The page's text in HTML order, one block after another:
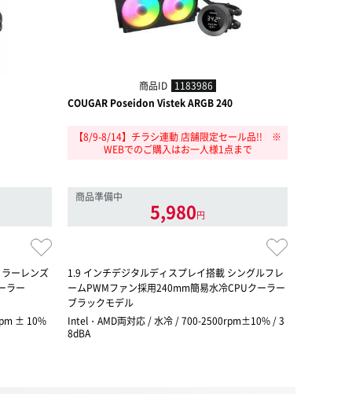
ーレンズ
ラー
± 10%
商品ID 1183986
COUGAR Poseidon Vistek ARGB 240
【8/9-8/14】チラシ連動 店舗限定セール品!! ※
WEBでのご購入はお一人様1点まで
商品準備中
5,980円
1.9 インチデジタルディスプレイ搭載 シングルフレ
ームPWMファン採用240mm簡易水冷CPUクーラー
ブラックモデル
Intel・AMD両対応 / 水冷 / 700-2500rpm±10% / 3
8dBA